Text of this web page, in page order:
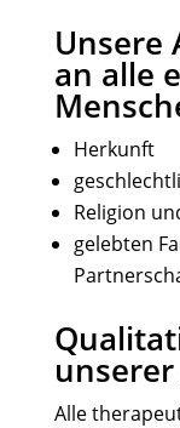
Unsere
an alle
Herkunft
Religion
gelebten
Alle